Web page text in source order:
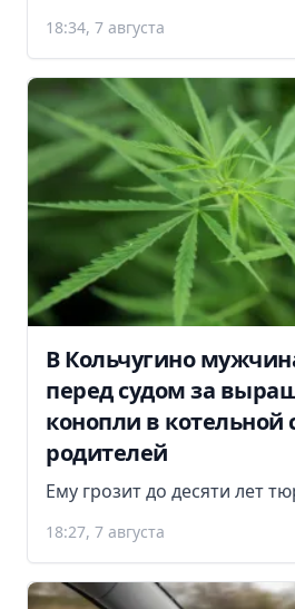
18:34, 7 августа
В Кольчугино
перед судом за
конопли в котельной
родителей
Ему грозит до десяти лет
18:27, 7 августа